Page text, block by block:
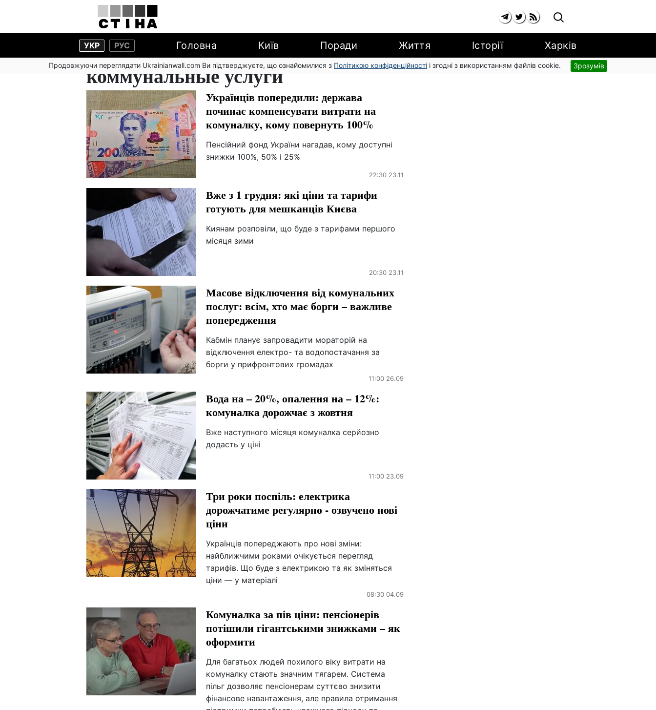
УКР РУС Головна Київ Поради Життя Історії Харків
Продовжуючи переглядати Ukrainianwall.com Ви підтверджуєте, що ознайомилися з Політикою конфіденційності і згодні з використанням файлів cookie. Зрозумів
коммунальные услуги
Українців попередили: держава
починає компенсувати витрати на
комуналку, кому повернуть 100%
Пенсійний фонд України нагадав, кому доступні
знижки 100%, 50% і 25%
22:30 23.11
Вже з 1 грудня: які ціни та тарифи
готують для мешканців Києва
Киянам розповіли, що буде з тарифами першого
місяця зими
20:30 23.11
Масове відключення від комунальних
послуг: всім, хто має борги – важливе
попередження
Кабмін планує запровадити мораторій на
відключення електро- та водопостачання за
борги у прифронтових громадах
11:00 26.09
Вода на – 20%, опалення на – 12%:
комуналка дорожчає з жовтня
Вже наступного місяця комуналка серйозно
додасть у ціні
11:00 23.09
Три роки поспіль: електрика
дорожчатиме регулярно - озвучено нові
ціни
Українців попереджають про нові зміни:
найближчими роками очікується перегляд
тарифів. Що буде з електрикою та як зміняться
ціни — у матеріалі
08:30 04.09
Комуналка за пів ціни: пенсіонерів
потішили гігантськими знижками – як
оформити
Для багатьох людей похилого віку витрати на
комуналку стають значним тягарем. Система
пільг дозволяє пенсіонерам суттєво знизити
фінансове навантаження, але правила отримання